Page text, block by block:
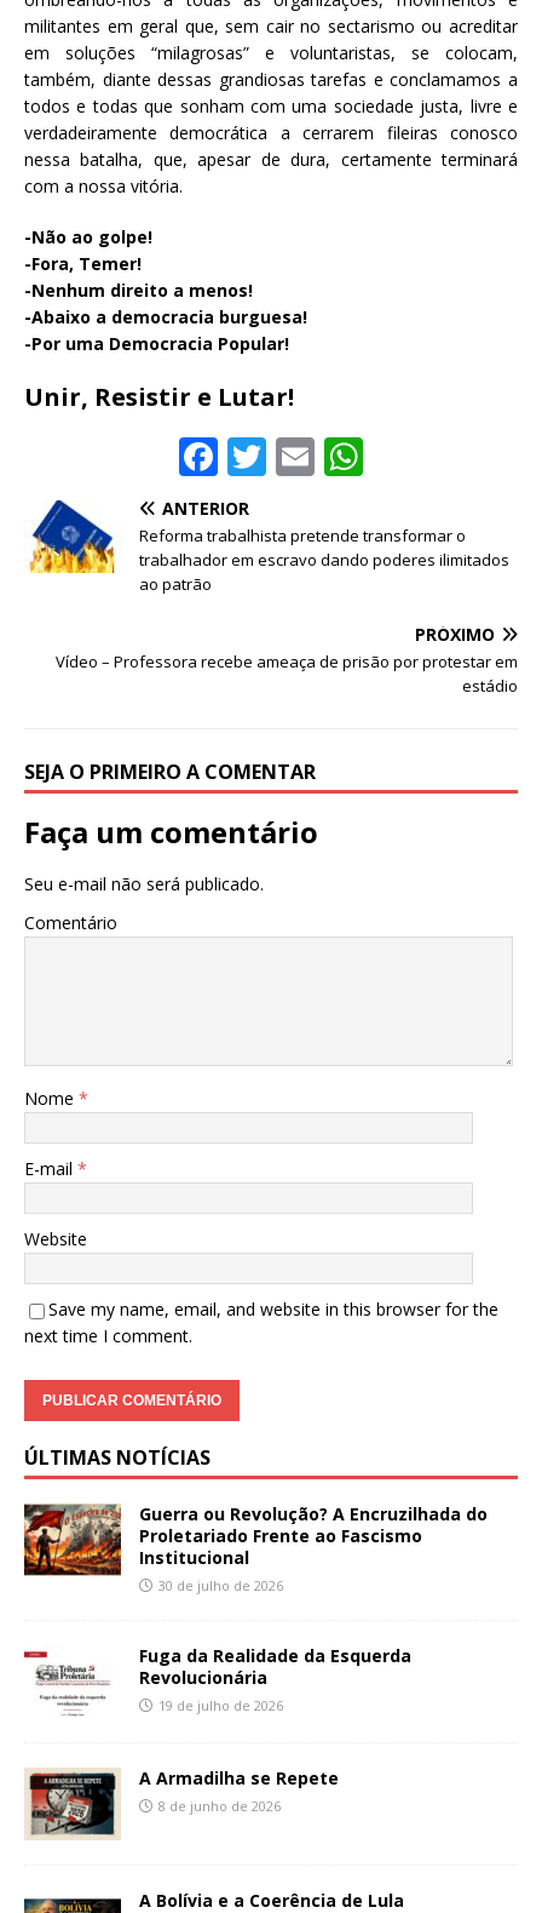
militantes em geral que, sem cair no sectarismo ou acreditar
em soluções “milagrosas” e voluntaristas, se colocam,
também, diante dessas grandiosas tarefas e conclamamos a
todos e todas que sonham com uma sociedade justa, livre e
verdadeiramente democrática a cerrarem fileiras conosco
nessa batalha, que, apesar de dura, certamente terminará
com a nossa vitória.
-Não ao golpe!
-Fora, Temer!
-Nenhum direito a menos!
-Abaixo a democracia burguesa!
-Por uma Democracia Popular!
Unir, Resistir e Lutar!
F
a
c
e
o
T
it
te
E
ai
l
at
s
p
p
ANTERIOR
Reforma trabalhista pretende transformar o
trabalhador em escravo dando poderes ilimitados
ao patrão
PRÓXIMO
Vídeo – Professora recebe ameaça de prisão por protestar em
estádio
SEJA O PRIMEIRO A COMENTAR
Faça um comentário
Seu e-mail não será publicado.
Comentário
Nome *
E-mail *
Website
Save my name, email, and website in this browser for the
next time I comment.
ÚLTIMAS NOTÍCIAS
Guerra ou Revolução? A Encruzilhada do
Proletariado Frente ao Fascismo
Institucional
30 de julho de 2026
Fuga da Realidade da Esquerda
Revolucionária
19 de julho de 2026
A Armadilha se Repete
8 de junho de 2026
A Bolívia e a Coerência de Lula